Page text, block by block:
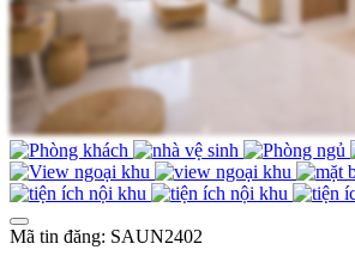
Mã tin đăng: SAUN2402